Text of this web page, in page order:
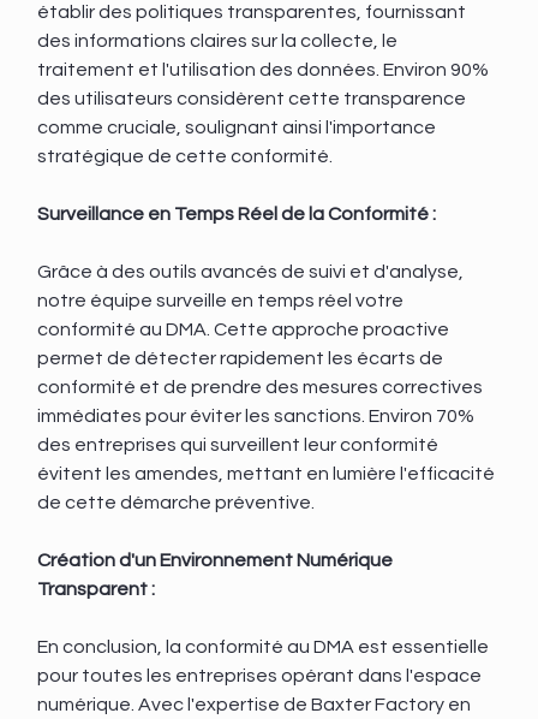
établir des politiques transparentes, fournissant
des informations claires sur la collecte, le
traitement et l'utilisation des données. Environ 90%
des utilisateurs considèrent cette transparence
comme cruciale, soulignant ainsi l'importance
stratégique de cette conformité.
Surveillance en Temps Réel de la Conformité :
Grâce à des outils avancés de suivi et d'analyse,
notre équipe surveille en temps réel votre
conformité au DMA. Cette approche proactive
permet de détecter rapidement les écarts de
conformité et de prendre des mesures correctives
immédiates pour éviter les sanctions. Environ 70%
des entreprises qui surveillent leur conformité
évitent les amendes, mettant en lumière l'efficacité
de cette démarche préventive.
Création d'un Environnement Numérique
Transparent :
En conclusion, la conformité au DMA est essentielle
pour toutes les entreprises opérant dans l'espace
numérique. Avec l'expertise de Baxter Factory en